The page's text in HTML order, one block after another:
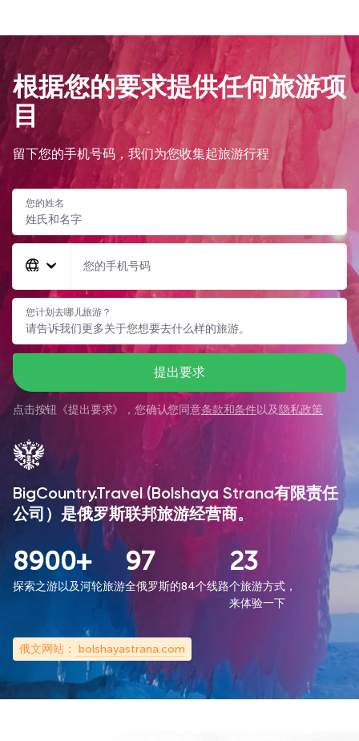
根据您的要求提供任何旅游项
目
留下您的手机号码，我们为您收集起旅游行程
您的姓名
您的手机号码
您计划去哪儿旅游？
提出要求
点击按钮《提出要求》，您确认您同意条款和条件以及 隐私政策
BigCountry.Travel (Bolshaya Strana有限责任
公司）是俄罗斯联邦旅游经营商。
8900+
探索之游以及河轮旅游
97
全俄罗斯的84个线路
23
个旅游方式，
来体验一下
俄文网站： bolshayastrana.com